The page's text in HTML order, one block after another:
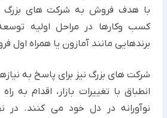
با هدف فروش به شرکت های بزرگ
کسب وکارها در مراحل اولیه
برندهایی مانند آمازون یا همراه اول
شرکت های بزرگ نیز برای پاسخ به
انطباق با تغییرات بازار، اقدام به
نوآورانه در دل خود می کنند. در